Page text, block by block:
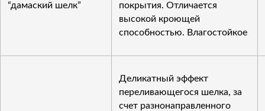
“дамаский шелк”
покрытия. Отличается
высокой кроющей
способностью. Влагостойкое
Деликатный эффект
переливающегося шелка, за
счет разнонаправленного